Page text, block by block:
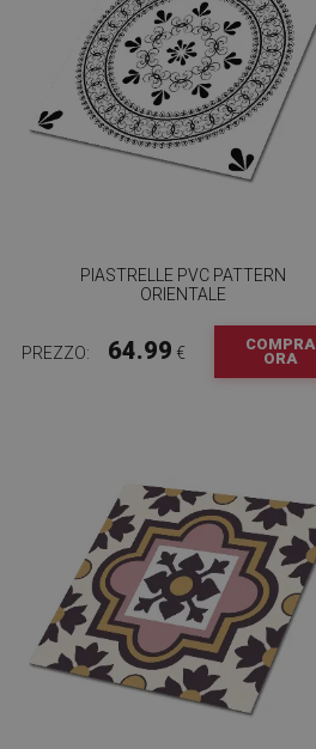
PIASTRELLE PVC PATTERN
ORIENTALE
PREZZO: 64.99 €
COMPRA
ORA